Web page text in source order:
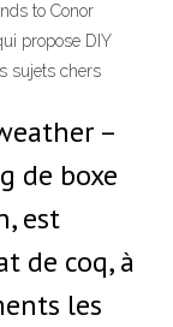
to Conor
propose DIY
sujets chers
–
de boxe
est
de coq, à
les